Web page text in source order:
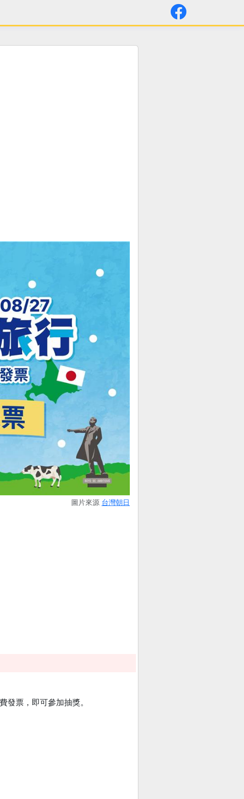
圖片來源 台灣朝日
發票，即可參加抽獎。